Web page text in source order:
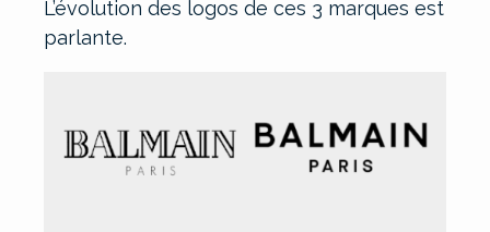
L’évolution des logos de ces 3 marques est
parlante.